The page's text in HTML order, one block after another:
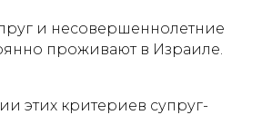
и несовершеннолетние
проживают в Израиле.
этих критериев супруг-